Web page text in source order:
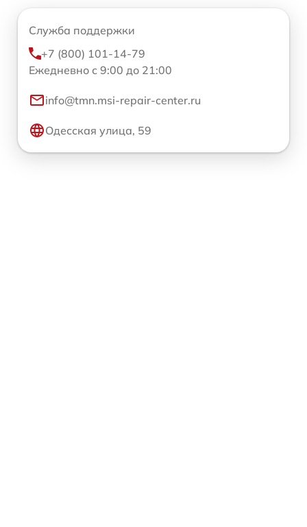
Служба поддержки
+7 (800) 101-14-79
Ежедневно с 9:00 до 21:00
info@tmn.msi-repair-center.ru
Одесская улица, 59